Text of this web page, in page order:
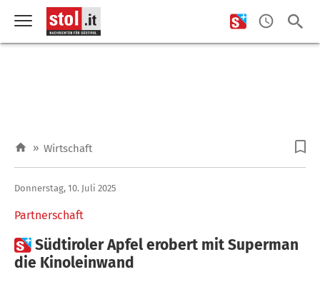
» Wirtschaft
Partnerschaft
Donnerstag, 10. Juli 2025
Südtiroler Apfel erobert mit Superman
die Kinoleinwand